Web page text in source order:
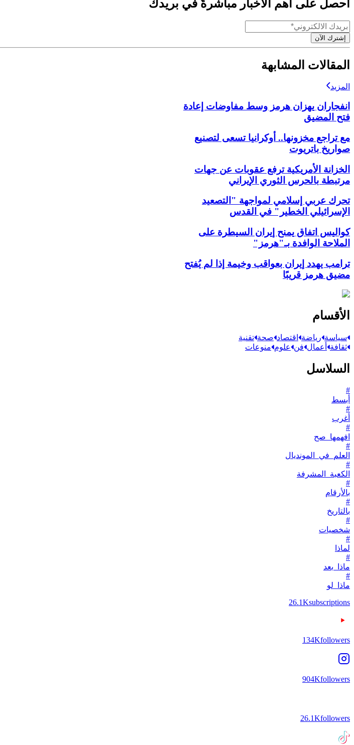
احصل على أهم الأخبار مباشرةً في بريدك
إشترك الآن
المقالات المشابهة
المزيد
انفجاران يهزان هرمز وسط مفاوضات إعادة
فتح المضيق
مع تراجع مخزونها.. أوكرانيا تسعى لتصنيع
صواريخ باتريوت
الخزانة الأمريكية ترفع عقوبات عن جهات
مرتبطة بالحرس الثوري الإيراني
تحرك عربي إسلامي لمواجهة "التصعيد
الإسرائيلي الخطير" في القدس
كواليس اتفاق يمنح إيران السيطرة على
الملاحة الوافدة بـ"هرمز"
ترامب يهدد إيران بعواقب وخيمة إذا لم يُفتح
مضيق هرمز قريبًا
الأقسام
سياسة رياضة اقتصاد صحة تقنية
ثقافة
أعمال فن علوم منوعات
السلاسل
#
أبسط
#
أغرب
#
افهمها_صح
#
العلم_في_المونديال
#
الكعبة_المشرفة
#
بالأرقام
#
بالتاريخ
#
شخصيات
#
لماذا
#
ماذا_بعد
#
ماذا_لو
26.1Ksubscriptions
134Kfollowers
904Kfollowers
26.1Kfollowers